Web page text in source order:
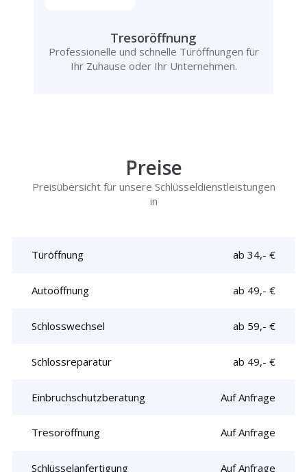
Tresoröffnung
Professionelle und schnelle Türöffnungen für
Ihr Zuhause oder Ihr Unternehmen.
Preise
Preisübersicht für unsere Schlüsseldienstleistungen
in
Türöffnung ab 34,- €
Autoöffnung ab 49,- €
Schlosswechsel ab 59,- €
Schlossreparatur ab 49,- €
Einbruchschutzberatung Auf Anfrage
Tresoröffnung Auf Anfrage
Schlüsselanfertigung Auf Anfrage